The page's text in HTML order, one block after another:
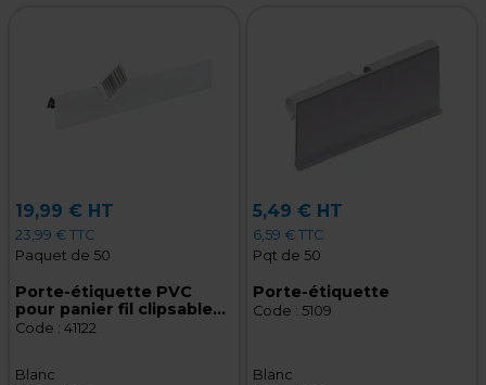
19,99 € HT
23,99 € TTC
Paquet de 50
Porte-étiquette PVC
pour panier fil clipsable
100 x 40 mm - Blanc - Lot
Code : 41122
Blanc
5,49 € HT
6,59 € TTC
Pqt de 50
Porte-étiquette
Code : 5109
Blanc